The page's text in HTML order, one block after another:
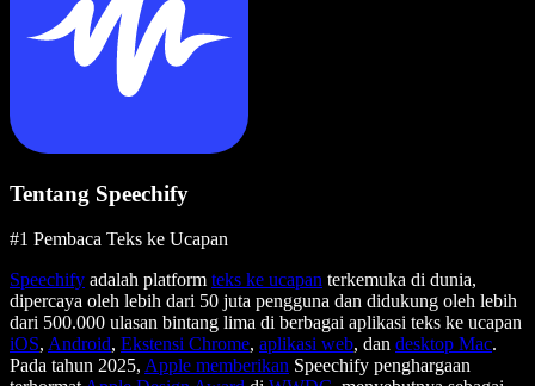
Tentang Speechify
#1 Pembaca Teks ke Ucapan
Speechify adalah platform teks ke ucapan terkemuka di dunia,
dipercaya oleh lebih dari 50 juta pengguna dan didukung oleh lebih
dari 500.000 ulasan bintang lima di berbagai aplikasi teks ke ucapan
iOS, Android, Ekstensi Chrome, aplikasi web, dan desktop Mac.
Pada tahun 2025, Apple memberikan Speechify penghargaan